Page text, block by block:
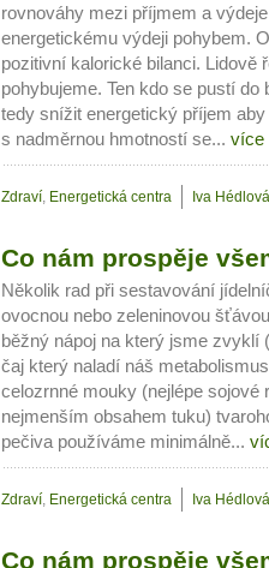
rovnováhy mezi příjmem a
energetickému výdeji pohybem.
pozitivní kalorické bilanci. Lidově
pohybujeme. Ten kdo se pustí
tedy snížit energetický příjem
s nadměrnou hmotností se... více
Zdraví, Energetická centra Iva Hédlová
Co nám prospěje
Několik rad při sestavování
ovocnou nebo zeleninovou
běžný nápoj na který jsme zvyklí
čaj který naladí náš
celozrnné mouky (nejlépe
nejmenším obsahem tuku)
pečiva používáme minimálně...
Zdraví, Energetická centra Iva Hédlová
Co nám prospěje